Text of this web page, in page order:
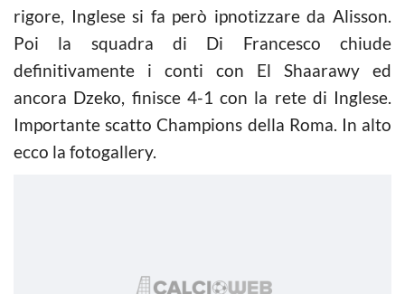
rigore, Inglese si fa però ipnotizzare da Alisson.
Poi la squadra di Di Francesco chiude
definitivamente i conti con El Shaarawy ed
ancora Dzeko, finisce 4-1 con la rete di Inglese.
Importante scatto Champions della Roma. In alto
ecco la fotogallery.